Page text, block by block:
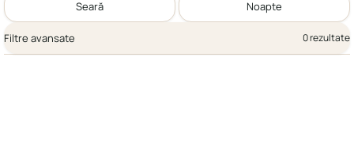
Seară Noapte
Filtre avansate 0 rezultate